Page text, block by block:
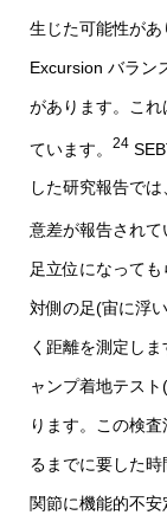
生じた可能性が
Excursion バラン
があります。こ
ています。 24
した研究報告で
意差が報告されて
足立位になって
対側の足(宙に浮
く距離を測定し
ャンプ着地テス
ります。この検
るまでに要した
関節に機能的不